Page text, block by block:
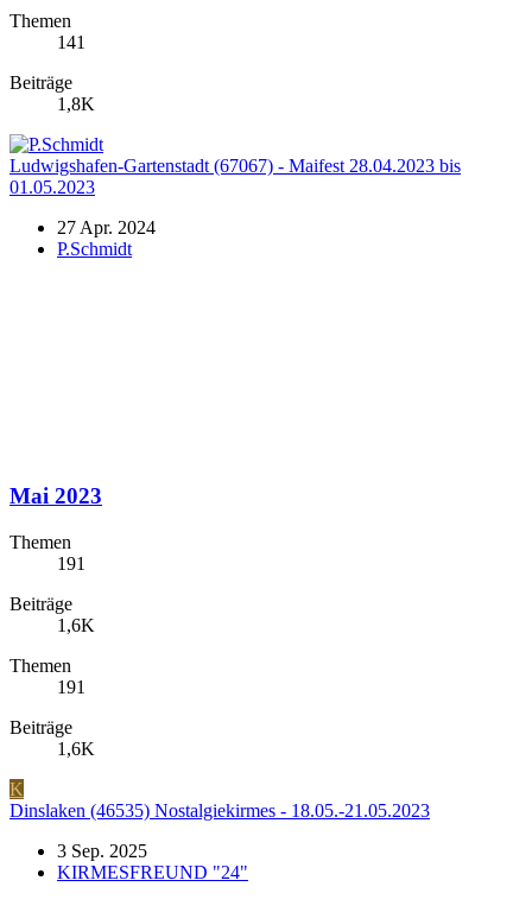
Themen
141
Beiträge
1,8K
Ludwigshafen-Gartenstadt (67067) - Maifest 28.04.2023 bis
01.05.2023
27 Apr. 2024
P.Schmidt
Mai 2023
Themen
191
Beiträge
1,6K
Themen
191
Beiträge
1,6K
K
Dinslaken (46535) Nostalgiekirmes - 18.05.-21.05.2023
3 Sep. 2025
KIRMESFREUND "24"